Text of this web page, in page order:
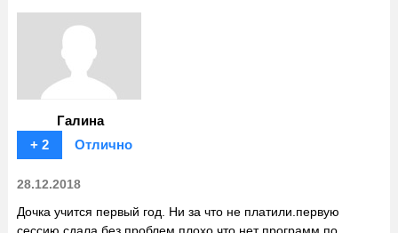
Галина
+ 2
Отлично
28.12.2018
Дочка учится первый год. Ни за что не платили.первую